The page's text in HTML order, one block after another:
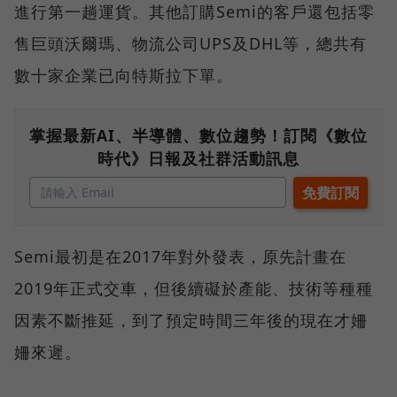
進行第一趟運貨。其他訂購Semi的客戶還包括零
售巨頭沃爾瑪、物流公司UPS及DHL等，總共有
數十家企業已向特斯拉下單。
掌握最新AI、半導體、數位趨勢！訂閱《數位
時代》日報及社群活動訊息
Semi最初是在2017年對外發表，原先計畫在
2019年正式交車，但後續礙於產能、技術等種種
因素不斷推延，到了預定時間三年後的現在才姍
姍來遲。